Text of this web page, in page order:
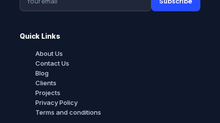
Quick Links
About Us
Contact Us
Blog
Clients
Projects
Privacy Policy
Terms and conditions